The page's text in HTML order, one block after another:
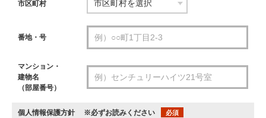
市区町村
番地・号
マンション・
建物名
（部屋番号）
個人情報保護方針 ※必ずお読みください 必須